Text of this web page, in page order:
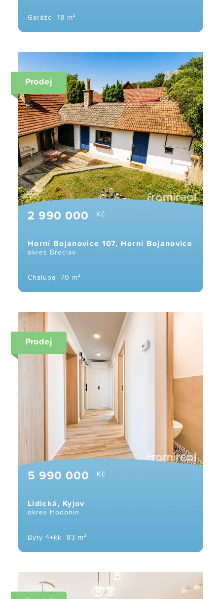
Garáže 18 m²
2 990 000 Kč
Horní Bojanovice 107, Horní Bojanovice
okres Břeclav
Chalupa 70 m²
Prodej
5 990 000 Kč
Lidická, Kyjov
okres Hodonín
Byty 4+kk 83 m²
Prodej